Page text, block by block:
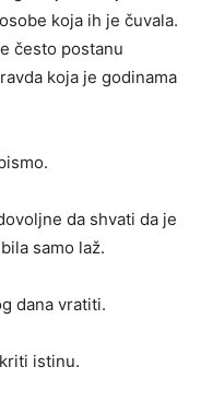
koja ih je čuvala.
često postanu
koja je godinama
da shvati da je
samo laž.
dana vratiti.
istinu.